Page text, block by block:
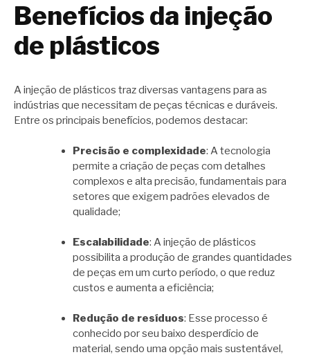
Benefícios da injeção
de plásticos
A injeção de plásticos traz diversas vantagens para as
indústrias que necessitam de peças técnicas e duráveis.
Entre os principais benefícios, podemos destacar:
Precisão e complexidade: A tecnologia
permite a criação de peças com detalhes
complexos e alta precisão, fundamentais para
setores que exigem padrões elevados de
qualidade;
Escalabilidade: A injeção de plásticos
possibilita a produção de grandes quantidades
de peças em um curto período, o que reduz
custos e aumenta a eficiência;
Redução de resíduos: Esse processo é
conhecido por seu baixo desperdício de
material, sendo uma opção mais sustentável,